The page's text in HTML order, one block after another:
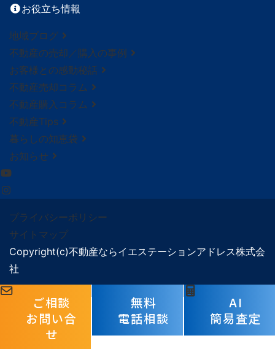
お役立ち情報
地域ブログ
不動産の売却／購入の事例
お客様との感動秘話
不動産売却コラム
不動産購入コラム
不動産Tips
暮らしの知恵袋
お知らせ
プライバシーポリシー
サイトマップ
Copyright(c)不動産ならイエステーションアドレス株式会
社
ご相談
お問い合
せ
無料
電話相談
AI
簡易査定